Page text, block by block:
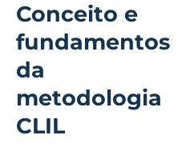
Conceito e
fundamentos
da
metodologia
CLIL